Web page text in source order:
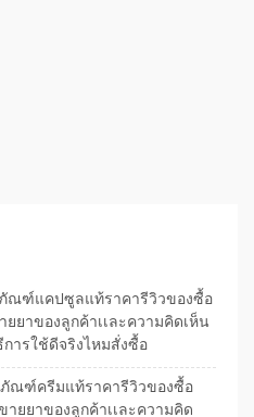
ณฑ์แคปซูลแท้ราคารีวิวของซื้อ
ยาของลูกค้าเเละความคิดเห็น
ารใช้ดีจริงไหมสั่งซื้อ
ณฑ์ครีมแท้ราคารีวิวของซื้อ
ยยาของลูกค้าเเละความคิด